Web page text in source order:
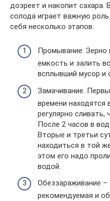
дозреет и накопит сахара.
солода играет важную
себя несколько этапов:
Промывание.
емкость и залить
всплывший мусор и
Замачивание.
времени находятся
регулярно
После 2 часов в
Вторые и третьи
находиться в той
этом его надо
водой.
Обеззараживание –
рекомендуемая и